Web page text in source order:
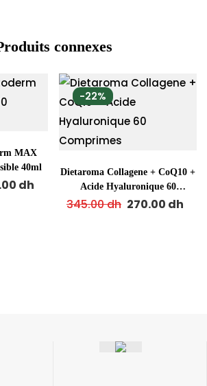
connexes
MAX
40ml
dh
-22%
Dietaroma Collagene + CoQ10 +
Acide Hyaluronique 60
Comprimes
345.00dh 270.00 dh